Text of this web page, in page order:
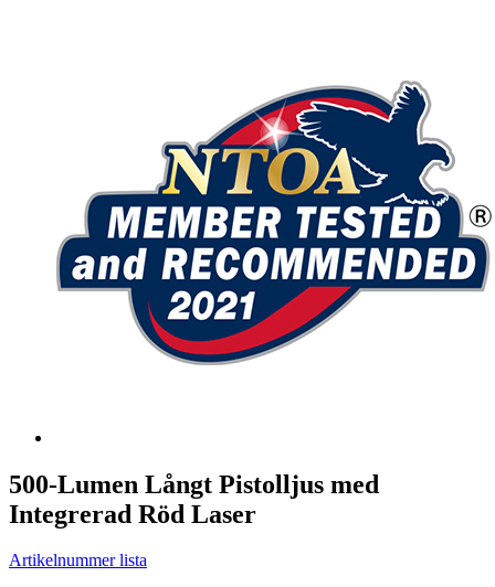
500-Lumen Långt Pistolljus med
Integrerad Röd Laser
Artikelnummer lista